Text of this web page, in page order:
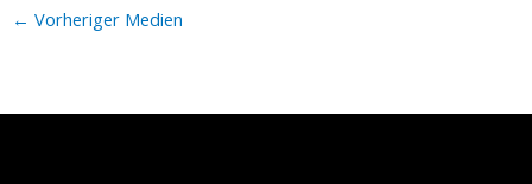
← Vorheriger Medien